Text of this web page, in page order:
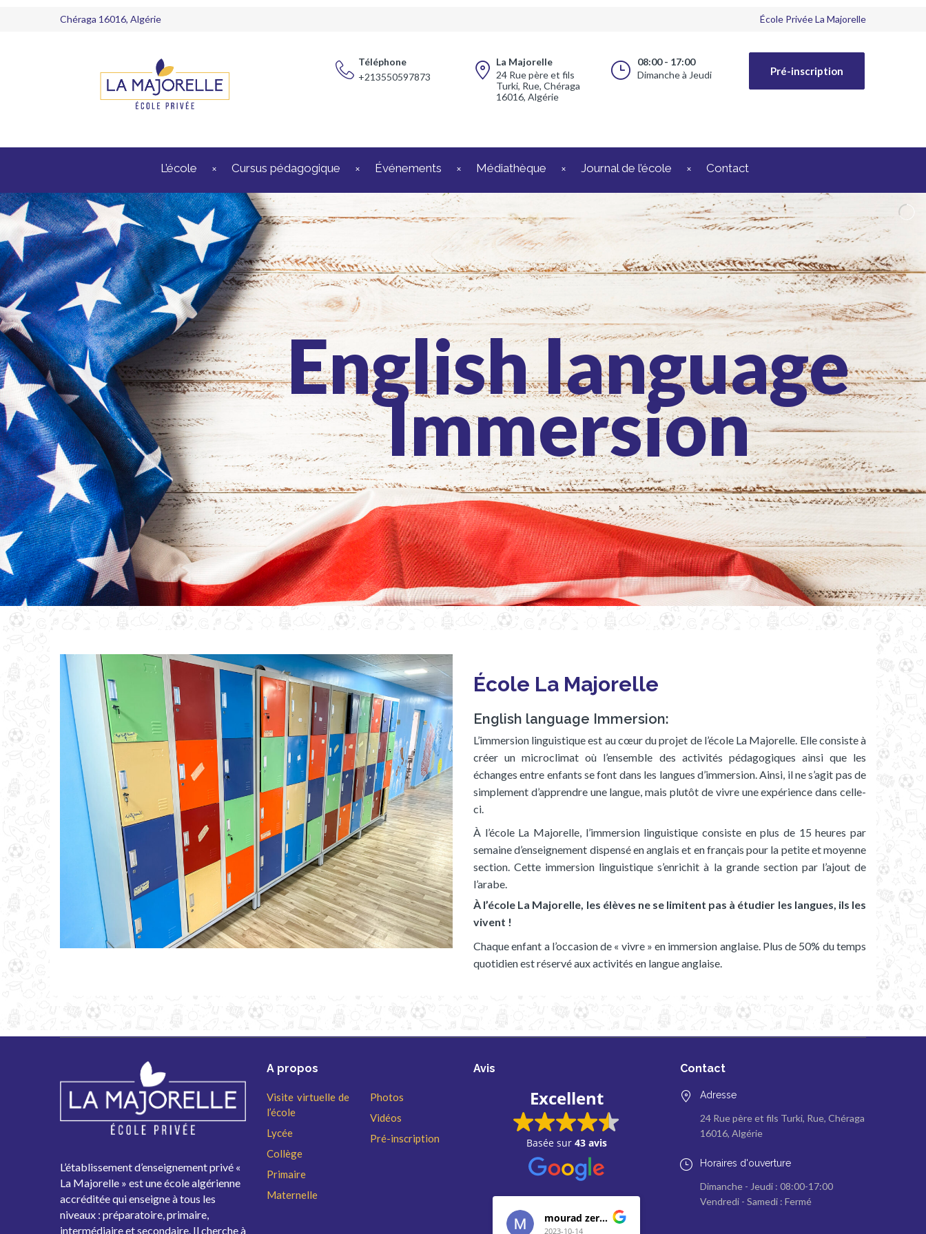
Chéraga 16016, Algérie École Privée La Majorelle
Téléphone
+213550597873
La Majorelle
24 Rue père et fils
Turki, Rue, Chéraga
16016, Algérie
08:00 - 17:00
Dimanche à Jeudi
Pré-inscription
L’école Cursus pédagogique Événements Médiathèque Journal de l’école Contact
English language
Immersion
École La Majorelle
English language Immersion:
L’immersion linguistique est au cœur du projet de l’école La Majorelle. Elle consiste à
créer un microclimat où l’ensemble des activités pédagogiques ainsi que les
échanges entre enfants se font dans les langues d’immersion. Ainsi, il ne s’agit pas de
simplement d’apprendre une langue, mais plutôt de vivre une expérience dans celle-
ci.
À l’école La Majorelle, l’immersion linguistique consiste en plus de 15 heures par
semaine d’enseignement dispensé en anglais et en français pour la petite et moyenne
section. Cette immersion linguistique s’enrichit à la grande section par l’ajout de
l’arabe.
À l’école La Majorelle, les élèves ne se limitent pas à étudier les langues, ils les
vivent !
Chaque enfant a l’occasion de « vivre » en immersion anglaise. Plus de 50% du temps
quotidien est réservé aux activités en langue anglaise.
L’établissement d’enseignement privé «
La Majorelle » est une école algérienne
accréditée qui enseigne à tous les
niveaux : préparatoire, primaire,
intermédiaire et secondaire. Il cherche à
A propos
Visite virtuelle de
l’école
Lycée
Collège
Primaire
Maternelle
Photos
Vidéos
Pré-inscription
Avis
Excellent
Basée sur 43 avis
mourad zerdani
2023-10-14
Contact
Adresse
24 Rue père et fils Turki, Rue, Chéraga
16016, Algérie
Horaires d'ouverture
Dimanche - Jeudi : 08:00-17:00
Vendredi - Samedi : Fermé